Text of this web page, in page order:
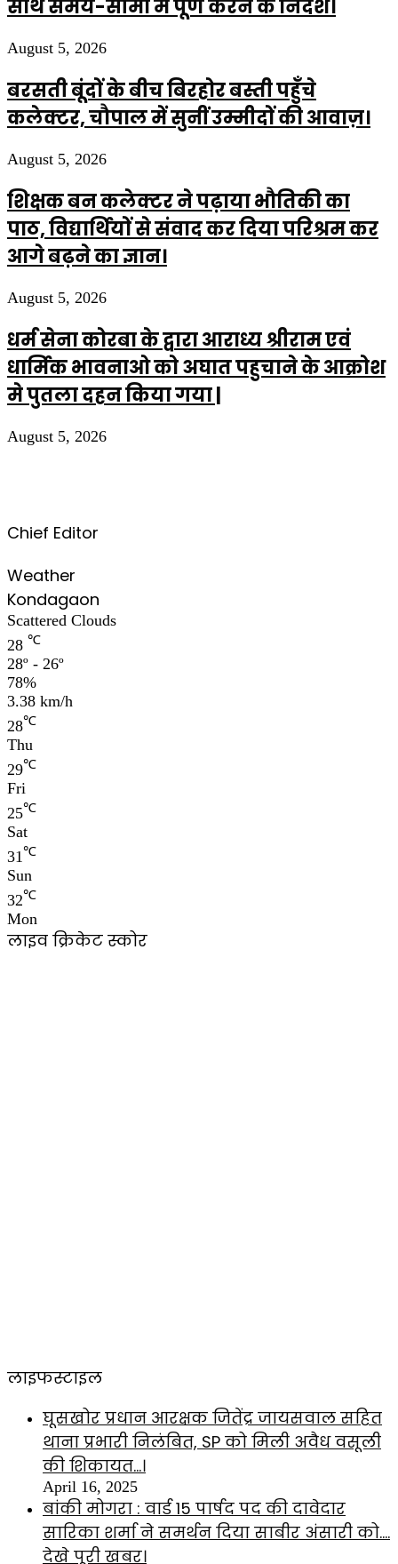
साथ समय-सीमा में पूर्ण करने के निर्देश।
August 5, 2026
बरसती बूंदों के बीच बिरहोर बस्ती पहुँचे
कलेक्टर, चौपाल में सुनीं उम्मीदों की आवाज़।
August 5, 2026
शिक्षक बन कलेक्टर ने पढ़ाया भौतिकी का
पाठ, विद्यार्थियों से संवाद कर दिया परिश्रम कर
आगे बढ़ने का ज्ञान।
August 5, 2026
धर्म सेना कोरबा के द्वारा आराध्य श्रीराम एवं
धार्मिक भावनाओ को अघात पहुचाने के आक्रोश
मे पुतला दहन किया गया |
August 5, 2026
Chief Editor
Weather
Kondagaon
Scattered Clouds
28 ℃
28º - 26º
78%
3.38 km/h
28℃
Thu
29℃
Fri
25℃
Sat
31℃
Sun
32℃
Mon
लाइव क्रिकेट स्कोर
लाइफस्टाइल
घूसखोर प्रधान आरक्षक जितेंद्र जायसवाल सहित
थाना प्रभारी निलंबित, SP को मिली अवैध वसूली
की शिकायत…।
April 16, 2025
बांकी मोगरा : वार्ड 15 पार्षद पद की दावेदार
सारिका शर्मा ने समर्थन दिया साबीर अंसारी को….
देखे पूरी खबर।